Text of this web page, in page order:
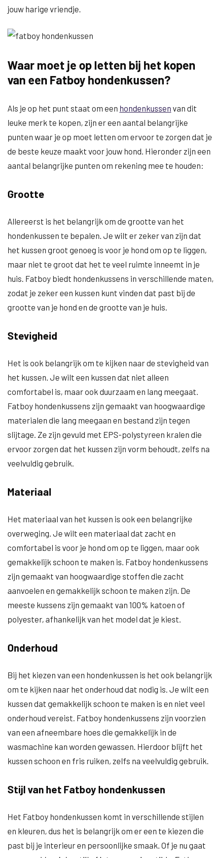
jouw harige vriendje.
Waar moet je op letten bij het kopen
van een Fatboy hondenkussen?
Als je op het punt staat om een hondenkussen van dit
leuke merk te kopen, zijn er een aantal belangrijke
punten waar je op moet letten om ervoor te zorgen dat je
de beste keuze maakt voor jouw hond. Hieronder zijn een
aantal belangrijke punten om rekening mee te houden:
Grootte
Allereerst is het belangrijk om de grootte van het
hondenkussen te bepalen. Je wilt er zeker van zijn dat
het kussen groot genoeg is voor je hond om op te liggen,
maar niet te groot dat het te veel ruimte inneemt in je
huis. Fatboy biedt hondenkussens in verschillende maten,
zodat je zeker een kussen kunt vinden dat past bij de
grootte van je hond en de grootte van je huis.
Stevigheid
Het is ook belangrijk om te kijken naar de stevigheid van
het kussen. Je wilt een kussen dat niet alleen
comfortabel is, maar ook duurzaam en lang meegaat.
Fatboy hondenkussens zijn gemaakt van hoogwaardige
materialen die lang meegaan en bestand zijn tegen
slijtage. Ze zijn gevuld met EPS-polystyreen kralen die
ervoor zorgen dat het kussen zijn vorm behoudt, zelfs na
veelvuldig gebruik.
Materiaal
Het materiaal van het kussen is ook een belangrijke
overweging. Je wilt een materiaal dat zacht en
comfortabel is voor je hond om op te liggen, maar ook
gemakkelijk schoon te maken is. Fatboy hondenkussens
zijn gemaakt van hoogwaardige stoffen die zacht
aanvoelen en gemakkelijk schoon te maken zijn. De
meeste kussens zijn gemaakt van 100% katoen of
polyester, afhankelijk van het model dat je kiest.
Onderhoud
Bij het kiezen van een hondenkussen is het ook belangrijk
om te kijken naar het onderhoud dat nodig is. Je wilt een
kussen dat gemakkelijk schoon te maken is en niet veel
onderhoud vereist. Fatboy hondenkussens zijn voorzien
van een afneembare hoes die gemakkelijk in de
wasmachine kan worden gewassen. Hierdoor blijft het
kussen schoon en fris ruiken, zelfs na veelvuldig gebruik.
Stijl van het Fatboy hondenkussen
Het Fatboy hondenkussen komt in verschillende stijlen
en kleuren, dus het is belangrijk om er een te kiezen die
past bij je interieur en persoonlijke smaak. Of je nu gaat